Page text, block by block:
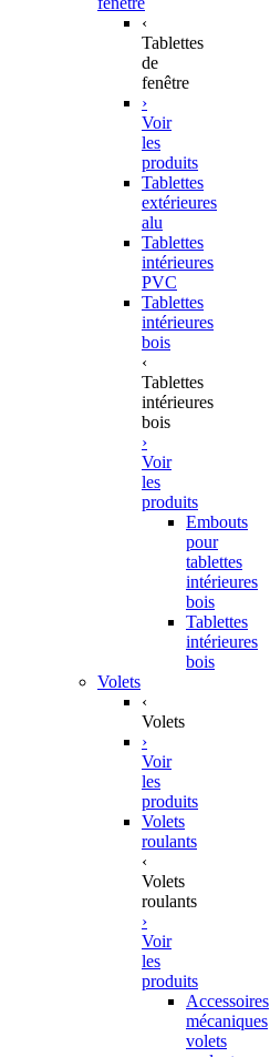
‹
Tablettes
de
fenêtre
›
Voir
les
produits
Tablettes
extérieures
alu
Tablettes
intérieures
PVC
Tablettes
intérieures
bois
‹
Tablettes
intérieures
bois
›
Voir
les
produits
Embouts
pour
tablettes
intérieures
bois
Tablettes
intérieures
bois
Volets
‹
Volets
›
Voir
les
produits
Volets
roulants
‹
Volets
roulants
›
Voir
les
produits
Accessoires
mécaniques
volets